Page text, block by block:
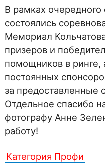
В рамках очередного
состоялись
Мемориал
призеров и
помощников в ринге,
постоянных
за предоставленные
Отдельное спасибо
фотографу Анне
работу!
Категория Профи